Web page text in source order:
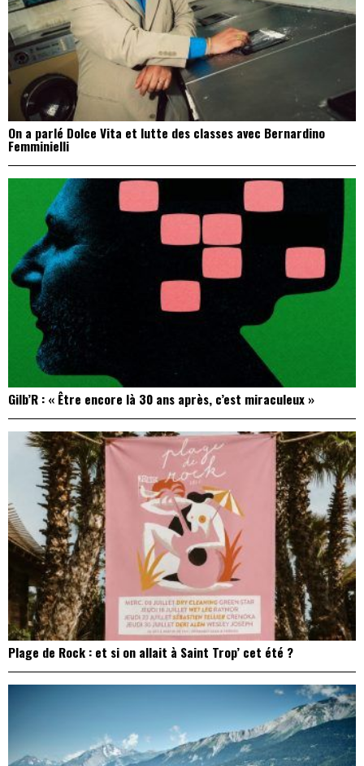
On a parlé Dolce Vita et lutte des classes avec Bernardino
Femminielli
Gilb’R : « Être encore là 30 ans après, c’est miraculeux »
Plage de Rock : et si on allait à Saint Trop’ cet été ?